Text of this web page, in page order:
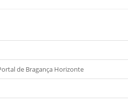
de Bragança Horizonte